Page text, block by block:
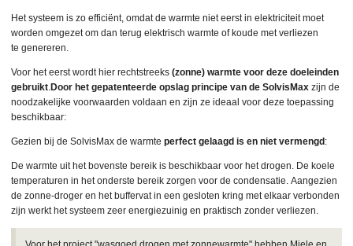
Het systeem is zo efficiënt, omdat de warmte niet eerst in elektriciteit moet
worden omgezet om dan terug elektrisch warmte of koude met verliezen
te genereren.
Voor het eerst wordt hier rechtstreeks(zonne) warmte voor deze doeleinden
gebruikt.Door het gepatenteerde opslag principe van de SolvisMax zijn de
noodzakelijke voorwaarden voldaan en zijn ze ideaal voor deze toepassing
beschikbaar:
Gezien bij de SolvisMax de warmteperfect gelaagd is en niet vermengd :
De warmte uit het bovenste bereik is beschikbaar voor het drogen. De koele
temperaturen in het onderste bereik zorgen voor de condensatie. Aangezien
de zonne-droger en het buffervat in een gesloten kring met elkaar verbonden
zijn werkt het systeem zeer energiezuinig en praktisch zonder verliezen.